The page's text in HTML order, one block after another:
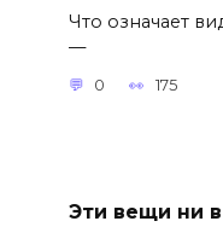
Что означает
—
0 175
Эти вещи ни